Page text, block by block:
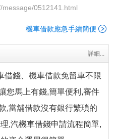
0512141.html
機車借款應急手續簡便
詳細...
借錢、機車借款免留車不限
您馬上有錢,簡單便利,審件
,當舖借款沒有銀行繁瑣的
,汽機車借錢申請流程簡單,